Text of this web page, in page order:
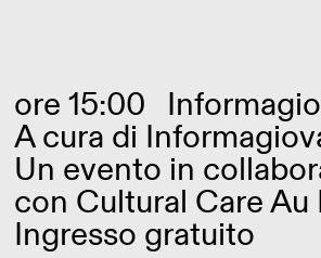
ore 15:00
A cura di
Un evento in
con Cultural Care Au
Ingresso gratuito